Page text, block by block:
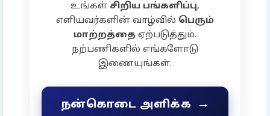
உங்கள் சிறிய பங்களிப்பு,
எளியவர்களின் வாழ்வில் பெரும்
மாற்றத்தை ஏற்படுத்தும்.
நற்பணிகளில் எங்களோடு
இணையுங்கள்.
நன்கொடை அளிக்க →